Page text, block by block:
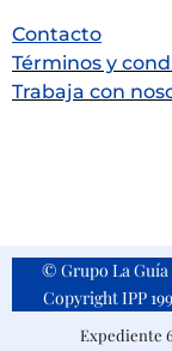
Contacto
Términos y
Trabaja con
© Grupo La Guía
Copyright IPP
Expediente